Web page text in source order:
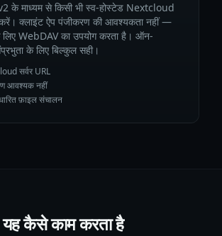
के माध्यम से किसी भी स्व-होस्टेड Nextcloud
क्लाइंट ऐप पंजीकरण की आवश्यकता नहीं —
WebDAV का उपयोग करता है। ऑन-
के लिए बिल्कुल सही।
सर्वर URL
आवश्यक नहीं
फ़ाइल संचालन
यह कैसे काम करता है